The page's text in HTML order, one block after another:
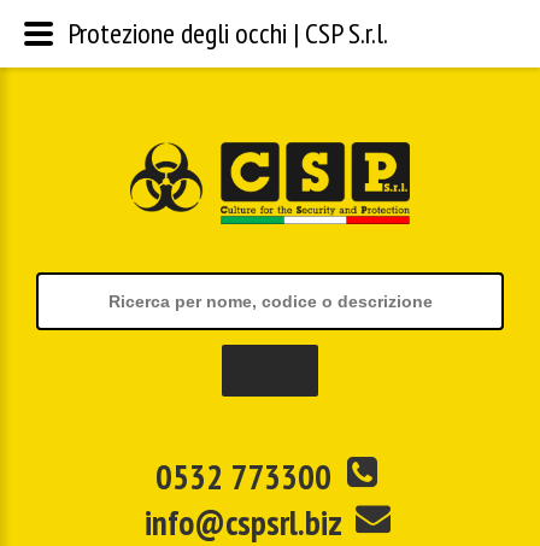
0532 773300
info@cspsrl.biz
Protezione degli occhi | CSP S.r.l.